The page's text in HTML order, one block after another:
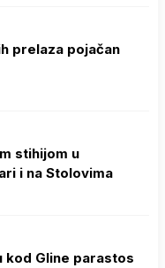
prelaza pojačan
stihijom u
i na Stolovima
kod Gline parastos